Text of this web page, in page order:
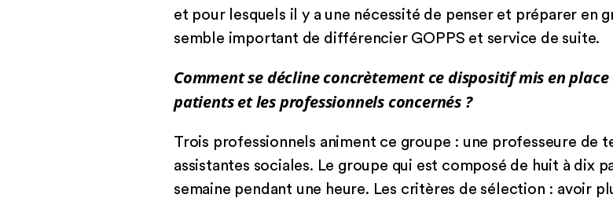
et pour lesquels il y a une nécessité de penser et préparer en
semble important de différencier GOPPS et service de suite.
Comment se décline concrètement ce dispositif mis en place
patients et les professionnels concernés ?
Trois professionnels animent ce groupe : une professeure de
assistantes sociales. Le groupe qui est composé de huit à dix
semaine pendant une heure. Les critères de sélection : avoir